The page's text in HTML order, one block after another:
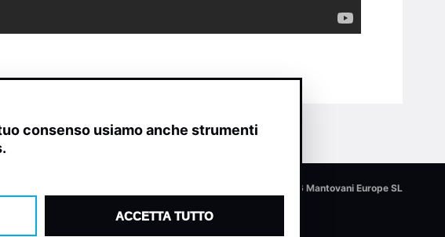
© 2026 Mantovani Europe SL
consenso usiamo anche strumenti
ACCETTA TUTTO